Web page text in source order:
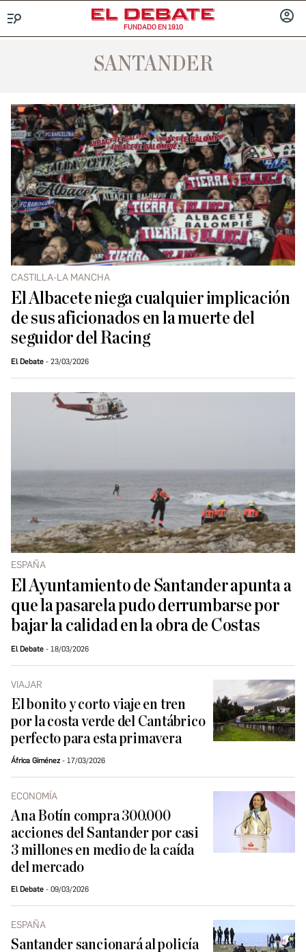
FUNDADO EN 1910
SANTANDER
CASTILLA-LA MANCHA
El Albacete niega cualquier implicación
de sus aficionados en la muerte del
seguidor del Racing
El Debate 23/03/2026
ESPAÑA
El Ayuntamiento de Santander apunta a
que la pasarela pudo derrumbarse por
bajar la calidad en la obra de Costas
El Debate 18/03/2026
VIAJAR
El bonito y corto viaje en tren
por la costa verde del Cantábrico
perfecto para esta primavera
África Giménez 17/03/2026
ECONOMÍA
Ana Botín compra 300.000
acciones del Santander por casi
3 millones en medio de la caída
del mercado
El Debate 09/03/2026
ESPAÑA
Santander sancionará al policía